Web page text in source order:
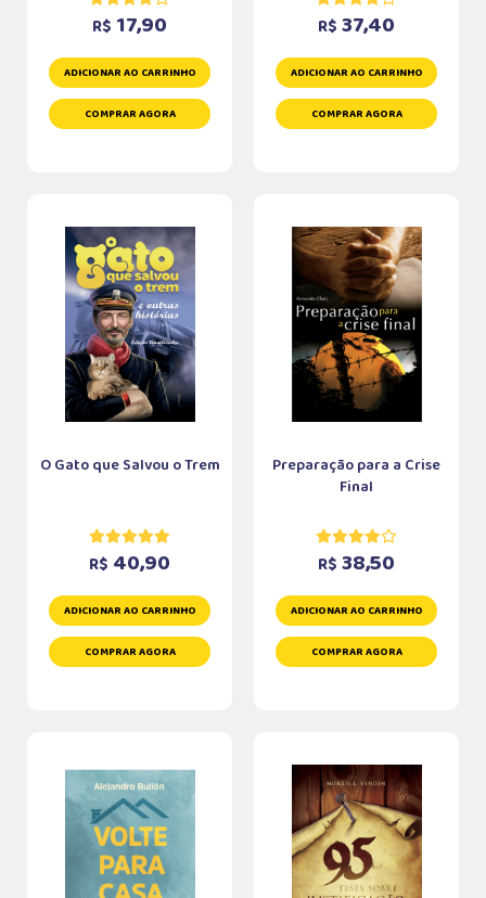
R$ 17,90
ADICIONAR AO CARRINHO
COMPRAR AGORA
R$ 37,40
ADICIONAR AO CARRINHO
COMPRAR AGORA
O Gato que Salvou o Trem
R$ 40,90
ADICIONAR AO CARRINHO
COMPRAR AGORA
Preparação para a Crise
Final
R$ 38,50
ADICIONAR AO CARRINHO
COMPRAR AGORA